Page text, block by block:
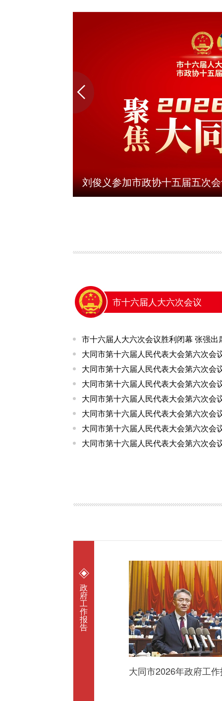
刘俊义参加市政协十五届五次
当提
市十六届人大六次会议
市十六届人大六次会议胜利闭幕 张强出
大同市第十六届人民代表大会第六次会
大同市第十六届人民代表大会第六次会
大同市第十六届人民代表大会第六次会
大同市第十六届人民代表大会第六次会
大同市第十六届人民代表大会第六次会
大同市第十六届人民代表大会第六次会
大同市第十六届人民代表大会第六次会
政
府
工
作
报
告
大同市2026年政府工